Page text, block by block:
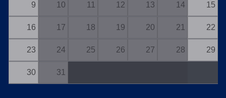
9 10 11 12 13 14 15
16 17 18 19 20 21 22
23 24 25 26 27 28 29
30 31